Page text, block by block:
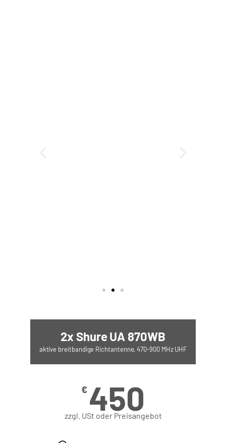
2x Shure UA 870WB
aktive breitbandige Richtantenne, 470-900 MHz UHF
€ 450
zzgl. USt oder Preisangebot